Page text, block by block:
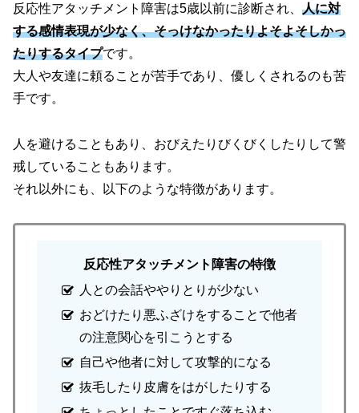
反応性アタッチメント障害は5歳以前に診断され、 人に対
する感情表現が少なく、そっけなかったりよそよそしかっ
たりするタイプです。
大人や友達に頼ることが苦手であり、優しくされるのも苦
手です。
人を避けることもあり、おびえたりびくびくしたりして警
戒していることもあります。
それ以外にも、以下のような特徴があります。
反応性アタッチメント障害の特徴
人との会話ややりとりが少ない
おどけたり悪ふざけをすることで他者
の注意関心を引こうとする
自己や他者に対して攻撃的になる
抜毛したり皮膚をはがしたりする